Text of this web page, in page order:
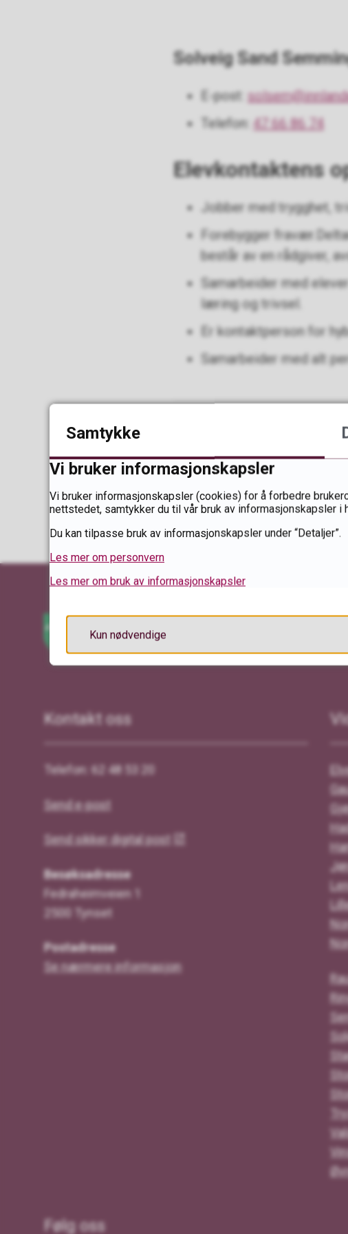
Solveig Sand
E-post:
Telefon: 47 66 86 74
Elevkontaktens
Jobber med trygghet,
Forebygger
består av en rådgiver,
Samarbeider med
læring og trivsel.
Er kontaktperson for
Samarbeider med alt
Kontakt oss
Telefon: 62 48 53 20
Send e-post
Send sikker digital post
Besøksadresse
Fedraheimveien 1
2500 Tynset
Postadresse
Se nærmere informasjon
Følg oss
Samtykke
Vi bruker informasjonskapsler
Vi bruker informasjonskapsler (cookies) for å forbedre
nettstedet, samtykker du til vår bruk av informasjonskapsler i
Du kan tilpasse bruk av informasjonskapsler under “Detaljer”.
Les mer om personvern
Les mer om bruk av informasjonskapsler
Kun nødvendige